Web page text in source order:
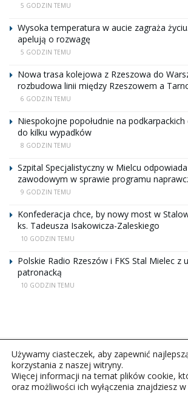
5 GODZIN TEMU
Wysoka temperatura w aucie zagraża
apelują o rozwagę
5 GODZIN TEMU
Nowa trasa kolejowa z Rzeszowa do
rozbudowa linii między Rzeszowem a
6 GODZIN TEMU
Niespokojne popołudnie na podkarpackich
do kilku wypadków
8 GODZIN TEMU
Szpital Specjalistyczny w Mielcu
zawodowym w sprawie programu
9 GODZIN TEMU
Konfederacja chce, by nowy most w
ks. Tadeusza Isakowicza-Zaleskiego
10 GODZIN TEMU
Polskie Radio Rzeszów i FKS Stal Mielec z
patronacką
10 GODZIN TEMU
Używamy ciasteczek, aby zapewnić
korzystania z naszej witryny.
Więcej informacji na temat plików cookie,
oraz możliwości ich wyłączenia znajdziesz